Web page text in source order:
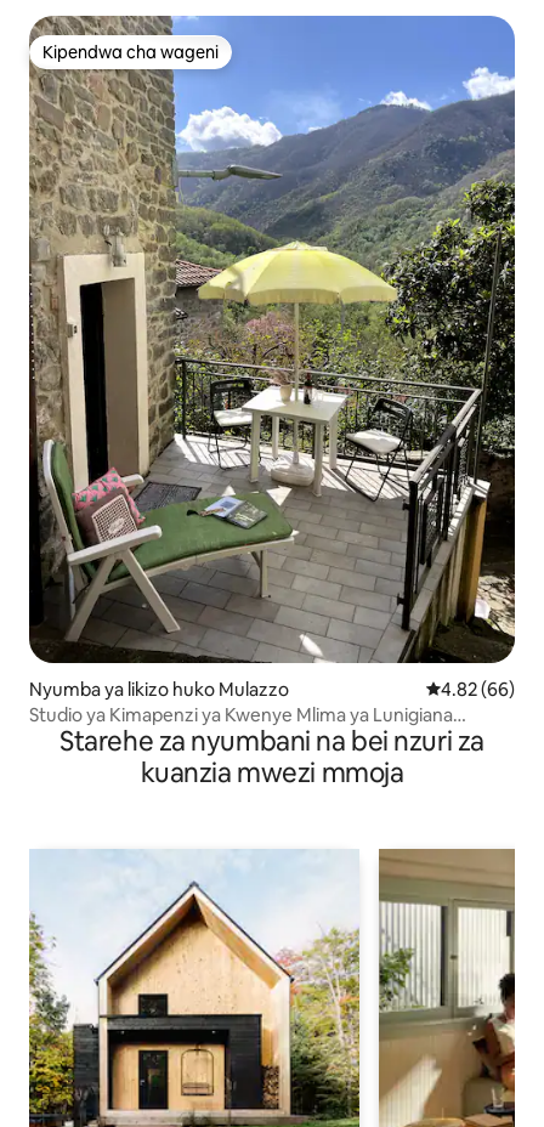
Kipendwa cha wageni
Kipendwa cha wageni
Nyumba ya likizo huko Mulazzo Ukadiriaji wa
4.82 (66)
Studio ya Kimapenzi ya Kwenye Mlima ya Lunigiana
Tuscany
Starehe za nyumbani na bei nzuri za
kuanzia mwezi mmoja